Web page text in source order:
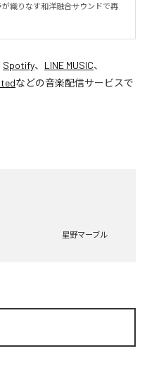
織りなす和洋融合サウンドで再
Spotify、 LINE MUSIC、
などの音楽配信サービスで
星野マーブル